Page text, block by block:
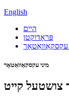
English
היים
פּראָדוקטן
עקסקאַוואַטאָר
מיני עקסקאַוואַטאָר
צושטעל קייט